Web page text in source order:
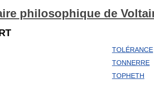
philosophique de
TOLÉRANCE
TONNERRE
TOPHETH